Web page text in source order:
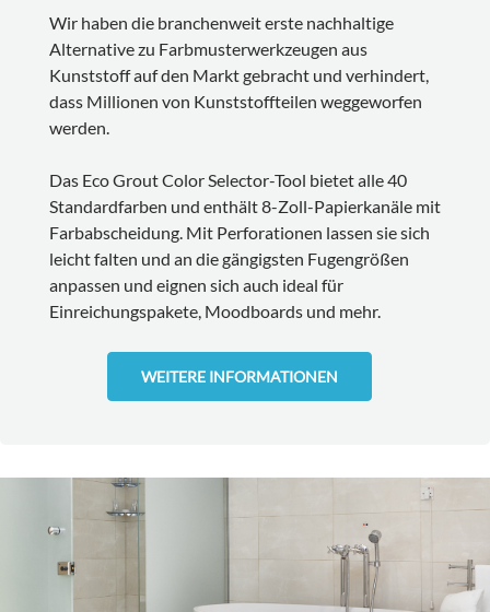
Wir haben die branchenweit erste nachhaltige
Alternative zu Farbmusterwerkzeugen aus
Kunststoff auf den Markt gebracht und verhindert,
dass Millionen von Kunststoffteilen weggeworfen
werden.
Das Eco Grout Color Selector-Tool bietet alle 40
Standardfarben und enthält 8-Zoll-Papierkanäle mit
Farbabscheidung. Mit Perforationen lassen sie sich
leicht falten und an die gängigsten Fugengrößen
anpassen und eignen sich auch ideal für
Einreichungspakete, Moodboards und mehr.
WEITERE INFORMATIONEN